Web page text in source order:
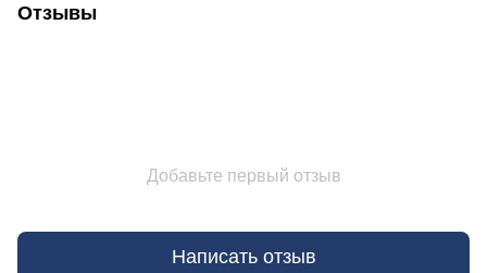
Отзывы
Добавьте первый отзыв
Написать отзыв